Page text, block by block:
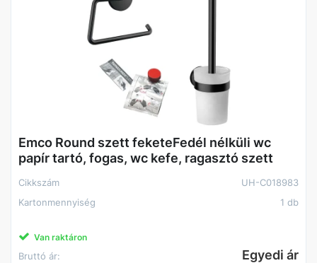
Emco Round szett feketeFedél nélküli wc
papír tartó, fogas, wc kefe, ragasztó szett
Cikkszám
UH-C018983
Kartonmennyiség
1 db
Van raktáron
Bruttó ár: Egyedi ár